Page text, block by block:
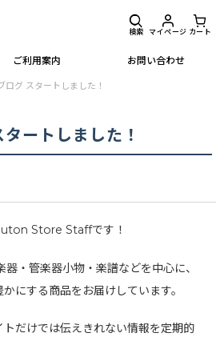
ご利用案内 お問い合わせ
検索 マイページ カート
ログ スタートしました！
ートしました！
Store Staffです！
・管楽器小物・楽譜などを中心に、
にする商品をお届けしています。
だけでは伝えきれない情報を定期的